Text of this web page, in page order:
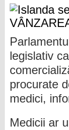
legislativ
procurate
medici,
Medicii ar